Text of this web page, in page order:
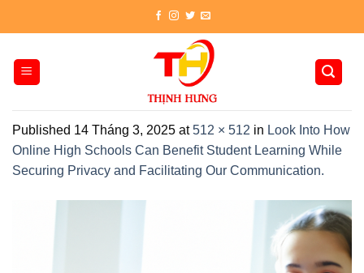
Published 14 Tháng 3, 2025 at512 × 512 in Look Into How
Online High Schools Can Benefit Student Learning While
Securing Privacy and Facilitating Our Communication.